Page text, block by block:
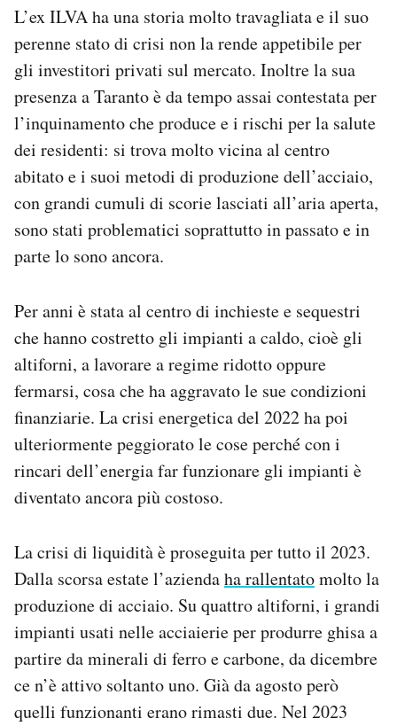
L’ex ILVA ha una storia molto travagliata e il suo
perenne stato di crisi non la rende appetibile per
gli investitori privati sul mercato. Inoltre la sua
presenza a Taranto è da tempo assai contestata per
l’inquinamento che produce e i rischi per la salute
dei residenti: si trova molto vicina al centro
abitato e i suoi metodi di produzione dell’acciaio,
con grandi cumuli di scorie lasciati all’aria aperta,
sono stati problematici soprattutto in passato e in
parte lo sono ancora.
Per anni è stata al centro di inchieste e sequestri
che hanno costretto gli impianti a caldo, cioè gli
altiforni, a lavorare a regime ridotto oppure
fermarsi, cosa che ha aggravato le sue condizioni
finanziarie. La crisi energetica del 2022 ha poi
ulteriormente peggiorato le cose perché con i
rincari dell’energia far funzionare gli impianti è
diventato ancora più costoso.
La crisi di liquidità è proseguita per tutto il 2023.
Dalla scorsa estate l’aziendaha rallentatomolto la
produzione di acciaio. Su quattro altiforni, i grandi
impianti usati nelle acciaierie per produrre ghisa a
partire da minerali di ferro e carbone, da dicembre
ce n’è attivo soltanto uno. Già da agosto però
quelli funzionanti erano rimasti due. Nel 2023